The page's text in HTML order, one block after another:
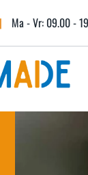
| Ma - Vr: 09.00 -